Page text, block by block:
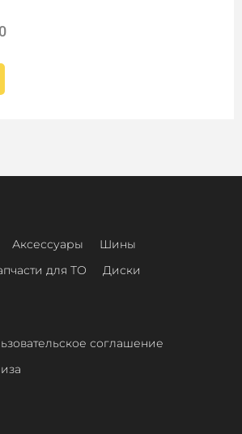
Аксессуары
Шины
для ТО Диски
соглашение